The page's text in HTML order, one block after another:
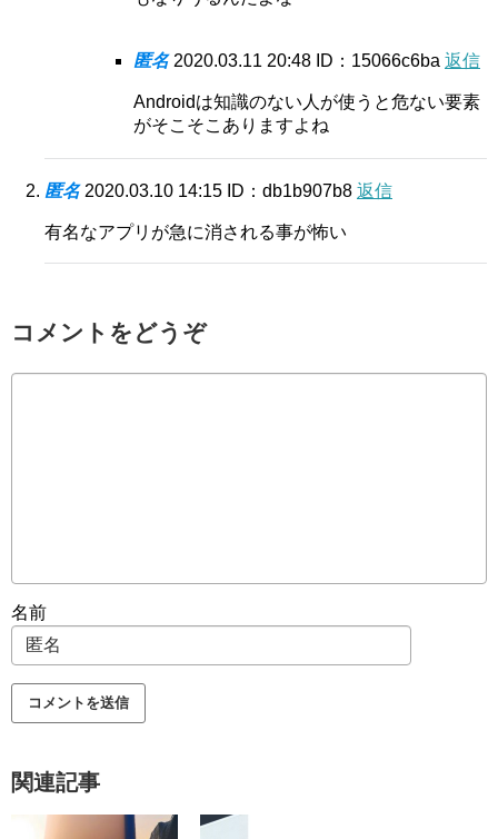
匿名 2020.03.11 20:48 ID：15066c6ba 返信
Androidは知識のない人が使うと危ない要素
がそこそこありますよね
匿名 2020.03.10 14:15 ID：db1b907b8 返信
有名なアプリが急に消される事が怖い
コメントをどうぞ
名前
関連記事